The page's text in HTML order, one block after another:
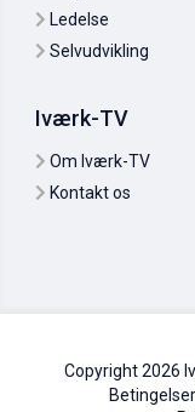
Martin Thorborg:
Webtekst der
Ledelse
Selvudvikling
Iværk-TV
Om Iværk-TV
Kontakt os
Copyright 2026